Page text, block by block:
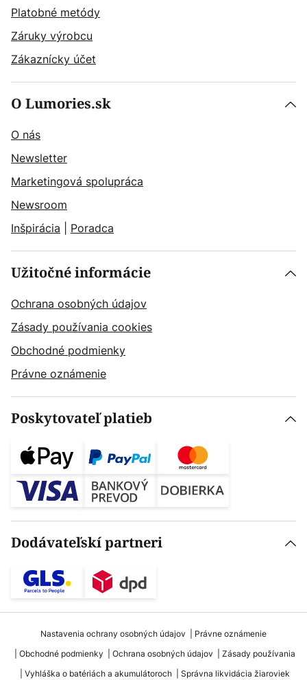
Platobné metódy
Záruky výrobcu
Zákaznícky účet
O Lumories.sk
O nás
Newsletter
Marketingová spolupráca
Newsroom
Inšpirácia
Poradca
Užitočné informácie
Ochrana osobných údajov
Zásady používania cookies
Obchodné podmienky
Právne oznámenie
Poskytovateľ platieb
Dodávateľskí partneri
Nastavenia ochrany osobných údajov
Právne oznámenie
Obchodné podmienky
Ochrana osobných údajov
Zásady používania
Vyhláška o batériách a akumulátoroch
Správna likvidácia žiaroviek